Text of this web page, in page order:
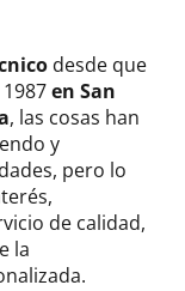
desde que
en San
, las cosas han
y
pero lo
de calidad,
la